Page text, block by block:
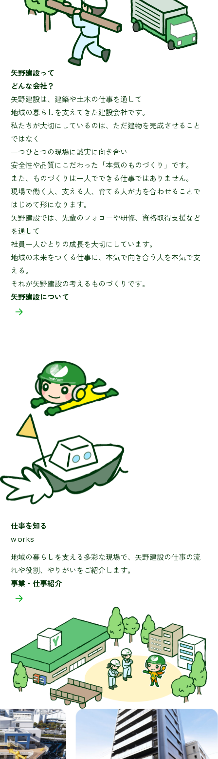
矢野建設って
どんな会社？
矢野建設は、建築や土木の仕事を通して
地域の暮らしを支えてきた建設会社です。
私たちが大切にしているのは、ただ建物を完成させること
ではなく
一つひとつの現場に誠実に向き合い
安全性や品質にこだわった「本気のものづくり」です。
また、ものづくりは一人でできる仕事ではありません。
現場で働く人、支える人、育てる人が力を合わせることで
はじめて形になります。
矢野建設では、先輩のフォローや研修、資格取得支援など
を通して
社員一人ひとりの成長を大切にしています。
地域の未来をつくる仕事に、本気で向き合う人を本気で支
える。
それが矢野建設の考えるものづくりです。
矢野建設について
仕事を知る
works
地域の暮らしを支える多彩な現場で、矢野建設の仕事の流
れや役割、やりがいをご紹介します。
事業・仕事紹介